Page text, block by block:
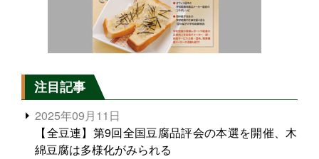
注目記事
2025年09月11日
【全豆連】第9回全国豆腐品評会の本選を開催、木
綿豆腐は多様化がみられる